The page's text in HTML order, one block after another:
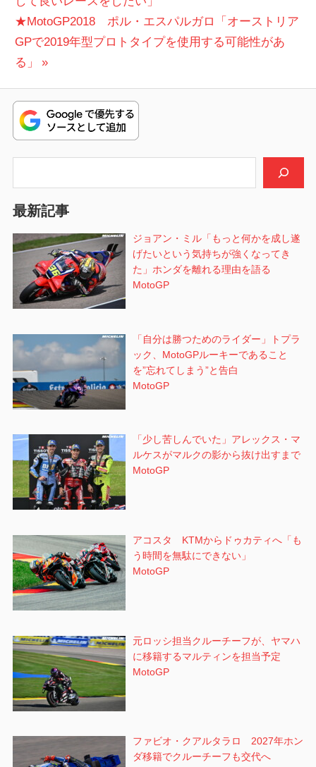
稿
ナ
ビ
ゲ
ー
ン
投
稿:
次
の
投
★MotoGP2018 ポル・エスパルガロ「オーストリア
GPで2019年型プロトタイプを使用する可能性があ
る」
最新記事
ジョアン・ミル「もっと何かを成し遂
げたいという気持ちが強くなってき
た」ホンダを離れる理由を語る
MotoGP
「自分は勝つためのライダー」トプラ
ック、MotoGPルーキーであること
を”忘れてしまう”と告白
MotoGP
「少し苦しんでいた」アレックス・マ
ルケスがマルクの影から抜け出すまで
MotoGP
アコスタ KTMからドゥカティへ「も
う時間を無駄にできない」
MotoGP
元ロッシ担当クルーチーフが、ヤマハ
に移籍するマルティンを担当予定
MotoGP
ファビオ・クアルタラロ 2027年ホン
ダ移籍でクルーチーフも交代へ